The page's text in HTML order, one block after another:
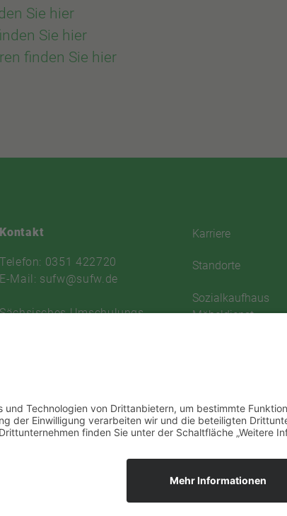
Sie hier
Sie hier
finden Sie hier
Kontakt
Telefon: 0351 422720
E-Mail: sufw@sufw.de
Sächsisches Umschulungs-
Karriere
Standorte
Sozialkaufhaus
Möbeldienst
Interne Meldestelle